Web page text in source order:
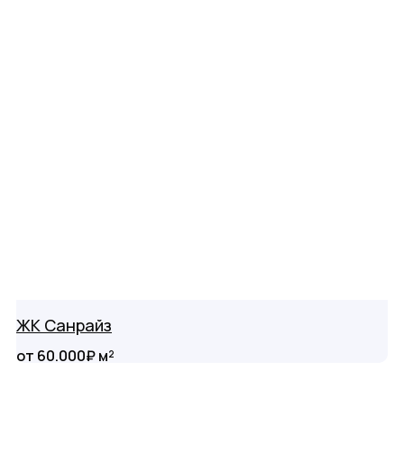
ЖК Санрайз
от 60.000₽ м²